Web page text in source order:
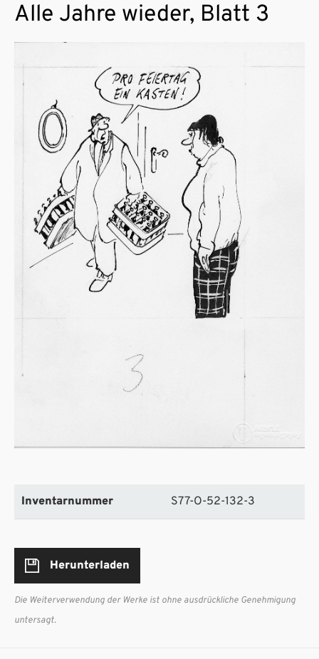
Alle Jahre wieder, Blatt 3
Inventarnummer S77-O-52-132-3
Herunterladen
Die Weiterverwendung der Werke ist ohne ausdrückliche Genehmigung
untersagt.